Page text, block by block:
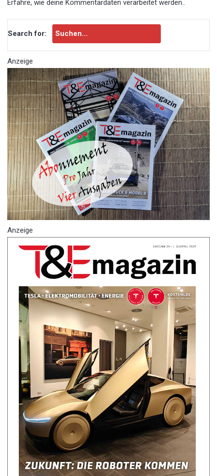
Erfahre, wie deine Kommentardaten verarbeitet werden..
Search for:
Anzeige
Anzeige